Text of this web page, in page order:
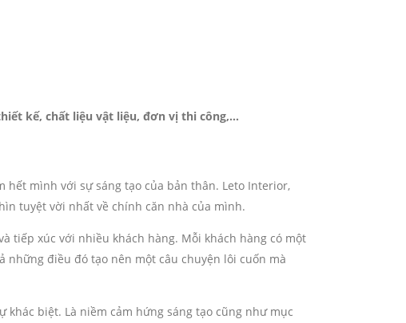
kế, chất liệu vật liệu, đơn vị thi công,…
hết mình với sự sáng tạo của bản thân. Leto Interior,
tuyệt vời nhất về chính căn nhà của mình.
tiếp xúc với nhiều khách hàng. Mỗi khách hàng có một
những điều đó tạo nên một câu chuyện lôi cuốn mà
biệt. Là niềm cảm hứng sáng tạo cũng như mục